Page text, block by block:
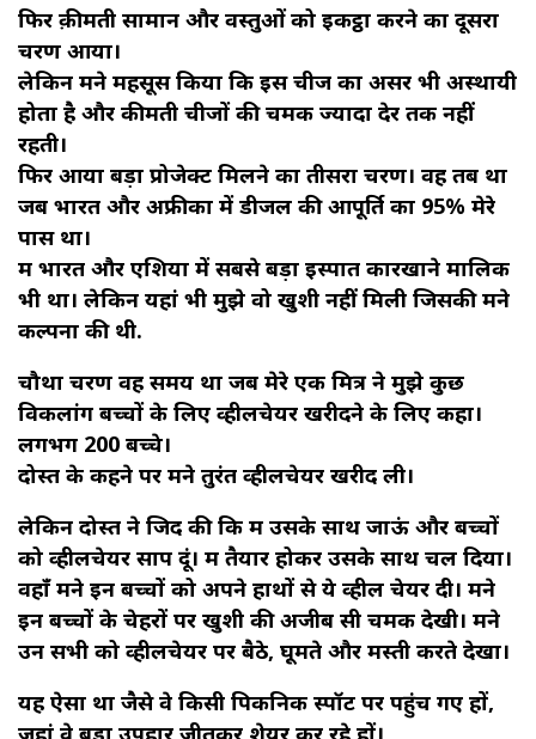
फिर क़ीमती सामान और वस्तुओं को इकट्ठा करने का दूसरा
चरण आया।
लेकिन मैंने महसूस किया कि इस चीज का असर भी अस्थायी
होता है और कीमती चीजों की चमक ज्यादा देर तक नहीं
रहती।
फिर आया बड़ा प्रोजेक्ट मिलने का तीसरा चरण। वह तब था
जब भारत और अफ्रीका में डीजल की आपूर्ति का 95% मेरे
पास था।
मैं भारत और एशिया में सबसे बड़ा इस्पात कारखाने मालिक
भी था। लेकिन यहां भी मुझे वो खुशी नहीं मिली जिसकी मैंने
कल्पना की थी.
चौथा चरण वह समय था जब मेरे एक मित्र ने मुझे कुछ
विकलांग बच्चों के लिए व्हीलचेयर खरीदने के लिए कहा।
लगभग 200 बच्चे।
दोस्त के कहने पर मैंने तुरंत व्हीलचेयर खरीद ली।
लेकिन दोस्त ने जिद की कि मैं उसके साथ जाऊं और बच्चों
को व्हीलचेयर सौंप दूं। मैं तैयार होकर उसके साथ चल दिया।
वहाँ मैंने इन बच्चों को अपने हाथों से ये व्हील चेयर दी। मैंने
इन बच्चों के चेहरों पर खुशी की अजीब सी चमक देखी। मैंने
उन सभी को व्हीलचेयर पर बैठे, घूमते और मस्ती करते देखा।
यह ऐसा था जैसे वे किसी पिकनिक स्पॉट पर पहुंच गए हों,
जहां वे बड़ा उपहार जीतकर शेयर कर रहे हों।